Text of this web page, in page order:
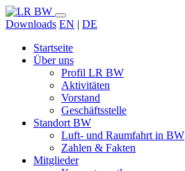
Downloads EN | DE
Startseite
Über uns
Profil LR BW
Aktivitäten
Vorstand
Geschäftsstelle
Standort BW
Luft- und Raumfahrt in BW
Zahlen & Fakten
Mitglieder